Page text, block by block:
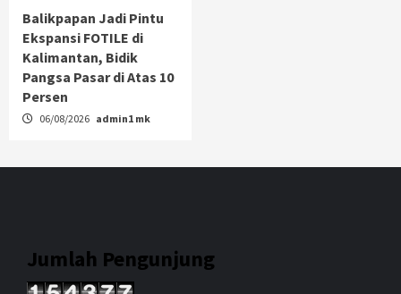
Balikpapan Jadi Pintu
Ekspansi FOTILE di
Kalimantan, Bidik
Pangsa Pasar di Atas 10
Persen
06/08/2026 admin1 mk
Jumlah Pengunjung